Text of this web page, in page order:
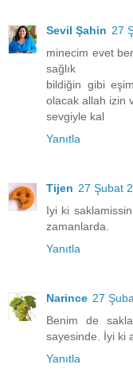
Sevil Şahin 27
minecim evet
sağlık
bildiğin gibi
olacak allah izin
sevgiyle kal
Yanıtla
Tijen 27 Şubat
Iyi ki
zamanlarda.
Yanıtla
Narince 27
Benim de
sayesinde. İyi ki
Yanıtla